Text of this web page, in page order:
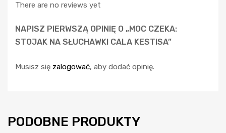
There are no reviews yet
NAPISZ PIERWSZĄ OPINIĘ O „MOC CZEKA:
STOJAK NA SŁUCHAWKI CALA KESTISA”
Musisz się zalogować, aby dodać opinię.
PODOBNE PRODUKTY